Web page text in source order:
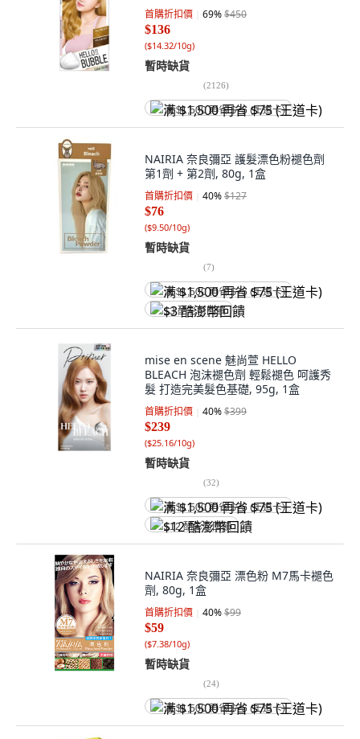
首購折扣價 69%$450
$136
($14.32/10g)
暫時缺貨
(2126)
满 $1,500 再省 $75 (王道卡)
NAIRIA 奈良彌亞 護髮漂色粉褪色劑
第1劑 + 第2劑, 80g, 1盒
首購折扣價 40%$127
$76
($9.50/10g)
暫時缺貨
(7)
满 $1,500 再省 $75 (王道卡)
$3 酷澎幣回饋
mise en scene 魅尚萱 HELLO
BLEACH 泡沫褪色劑 輕鬆褪色 呵護秀
髮 打造完美髮色基礎, 95g, 1盒
首購折扣價 40%$399
$239
($25.16/10g)
暫時缺貨
(32)
满 $1,500 再省 $75 (王道卡)
$12 酷澎幣回饋
NAIRIA 奈良彌亞 漂色粉 M7馬卡褪色
劑, 80g, 1盒
首購折扣價 40%$99
$59
($7.38/10g)
暫時缺貨
(24)
满 $1,500 再省 $75 (王道卡)